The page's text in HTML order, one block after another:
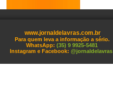
www.jornaldelavras.com.br
Para quem leva a informação a sério.
WhatsApp: (35) 9 9925-5481
Instagram e Facebook: @jornaldelavras